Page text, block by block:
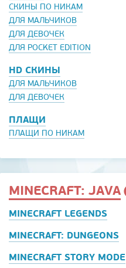
СКИНЫ ПО НИКАМ
ДЛЯ МАЛЬЧИКОВ
ДЛЯ ДЕВОЧЕК
ДЛЯ POCKET EDITION
HD СКИНЫ
ДЛЯ МАЛЬЧИКОВ
ДЛЯ ДЕВОЧЕК
ПЛАЩИ
ПЛАЩИ ПО НИКАМ
MINECRAFT: JAVA
MINECRAFT LEGENDS
MINECRAFT: DUNGEONS
MINECRAFT STORY MODE